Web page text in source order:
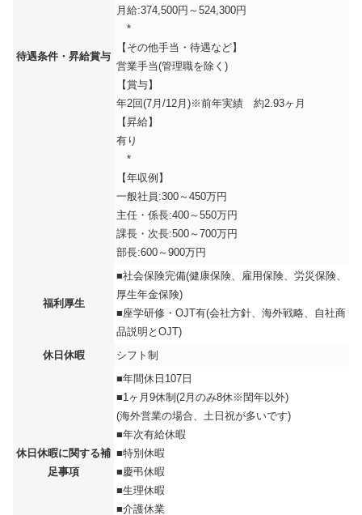
待遇条件・昇給賞与
月給:374,500円～524,300円
*
【その他手当・待遇など】
営業手当(管理職を除く)
【賞与】
年2回(7月/12月)※前年実績 約2.93ヶ月
【昇給】
有り
*
【年収例】
一般社員:300～450万円
主任・係長:400～550万円
課長・次長:500～700万円
部長:600～900万円
福利厚生
■社会保険完備(健康保険、雇用保険、労災保険、
厚生年金保険)
■座学研修・OJT有(会社方針、海外戦略、自社商
品説明とOJT)
休日休暇
シフト制
休日休暇に関する補
足事項
■年間休日107日
■1ヶ月9休制(2月のみ8休※閏年以外)
(海外営業の場合、土日祝が多いです)
■年次有給休暇
■特別休暇
■慶弔休暇
■生理休暇
■介護休業